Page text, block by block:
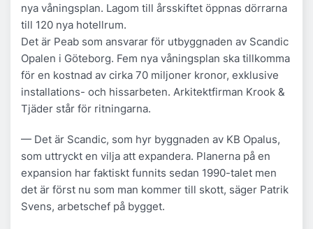
nya våningsplan. Lagom till årsskiftet öppnas dörrarna
till 120 nya hotellrum.
Det är Peab som ansvarar för utbyggnaden av Scandic
Opalen i Göteborg. Fem nya våningsplan ska tillkomma
för en kostnad av cirka 70 miljoner kronor, exklusive
installations- och hissarbeten. Arkitektfirman Krook &
Tjäder står för ritningarna.
— Det är Scandic, som hyr byggnaden av KB Opalus,
som uttryckt en vilja att expandera. Planerna på en
expansion har faktiskt funnits sedan 1990-talet men
det är först nu som man kommer till skott, säger Patrik
Svens, arbetschef på bygget.